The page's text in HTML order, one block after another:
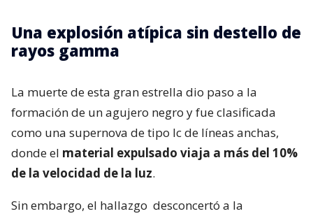
Una explosión atípica sin destello de
rayos gamma
La muerte de esta gran estrella dio paso a la
formación de un agujero negro y fue clasificada
como una supernova de tipo Ic de líneas anchas,
donde el material expulsado viaja a más del 10%
de la velocidad de la luz.
Sin embargo, el hallazgo desconcertó a la